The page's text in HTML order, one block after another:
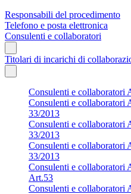
Responsabili del procedimento
Telefono e posta elettronica
Consulenti e collaboratori
Titolari di incarichi di
Consulenti e collaboratori
Consulenti e collaboratori
33/2013
Consulenti e collaboratori
33/2013
Consulenti e collaboratori
33/2013
Consulenti e collaboratori
Art.53
Consulenti e collaboratori